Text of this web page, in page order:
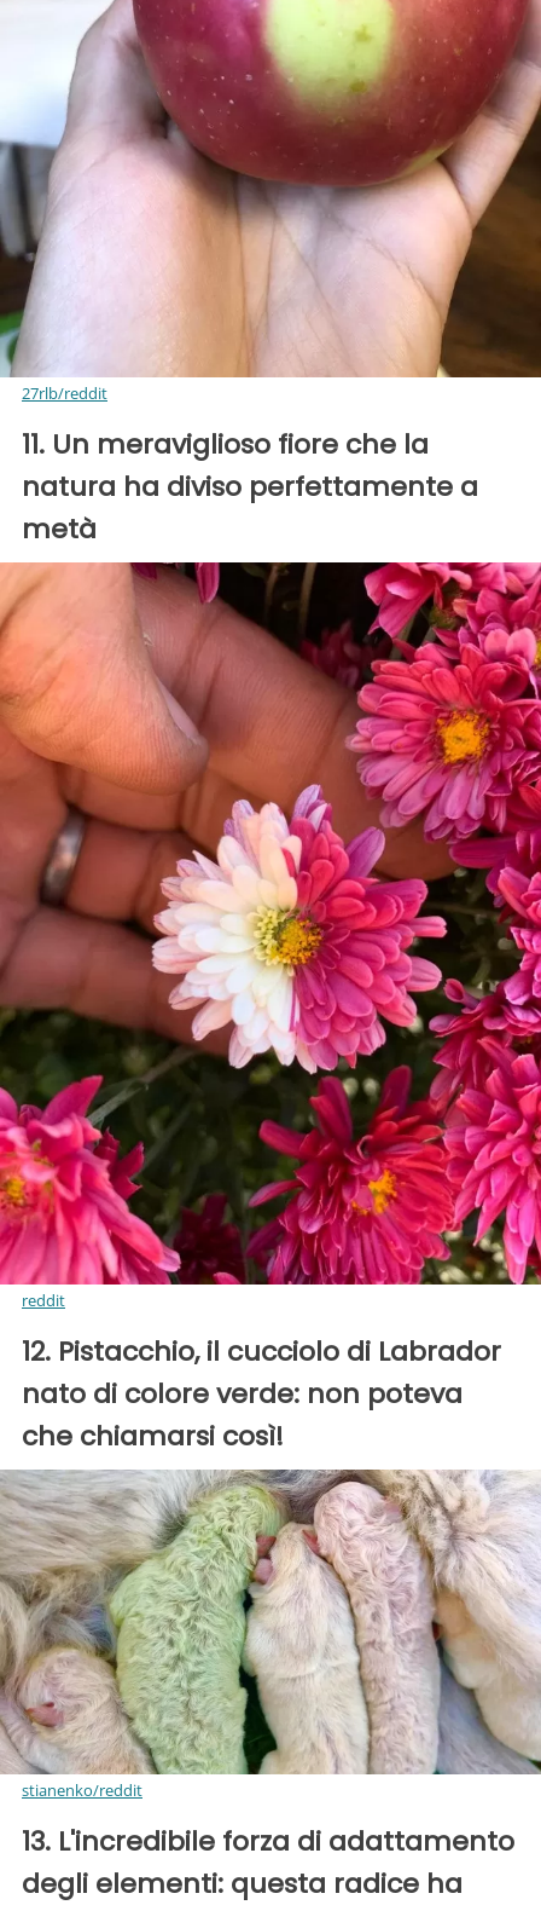
27rlb/reddit
11. Un meraviglioso fiore che la
natura ha diviso perfettamente a
metà
reddit
12. Pistacchio, il cucciolo di Labrador
nato di colore verde: non poteva
che chiamarsi così!
stianenko/reddit
13. L'incredibile forza di adattamento
degli elementi: questa radice ha